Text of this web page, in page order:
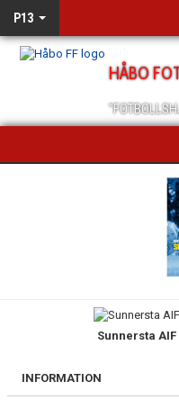
P13
HÅBO
BILDGALLERI
Sunnersta AIF
INFORMATION